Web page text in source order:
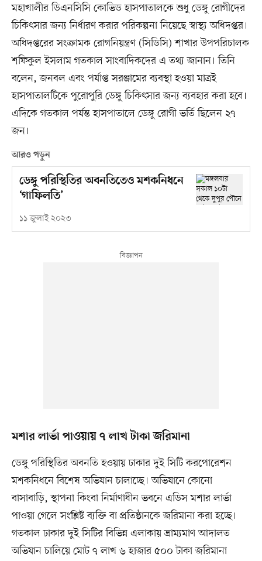
মহাখালীর ডিএনসিসি কোভিড হাসপাতালকে শুধু ডেঙ্গু রোগীদের
চিকিৎসার জন্য নির্ধারণ করার পরিকল্পনা নিয়েছে স্বাস্থ্য অধিদপ্তর।
অধিদপ্তরের সংক্রামক রোগনিয়ন্ত্রণ (সিডিসি) শাখার উপপরিচালক
শফিকুল ইসলাম গতকাল সাংবাদিকদের এ তথ্য জানান। তিনি
বলেন, জনবল এবং পর্যাপ্ত সরঞ্জামের ব্যবস্থা হওয়া মাত্রই
হাসপাতালটিকে পুরোপুরি ডেঙ্গু চিকিৎসার জন্য ব্যবহার করা হবে।
এদিকে গতকাল পর্যন্ত হাসপাতালে ডেঙ্গু রোগী ভর্তি ছিলেন ২৭
জন।
আরও পড়ুন
ডেঙ্গু পরিস্থিতির অবনতিতেও মশকনিধনে
‘গাফিলতি’
১১ জুলাই ২০২৩
মশার লার্ভা পাওয়ায় ৭ লাখ টাকা জরিমানা
ডেঙ্গু পরিস্থিতির অবনতি হওয়ায় ঢাকার দুই সিটি করপোরেশন
মশকনিধনে বিশেষ অভিযান চালাচ্ছে। অভিযানে কোনো
বাসাবাড়ি, স্থাপনা কিংবা নির্মাণাধীন ভবনে এডিস মশার লার্ভা
পাওয়া গেলে সংশ্লিষ্ট ব্যক্তি বা প্রতিষ্ঠানকে জরিমানা করা হচ্ছে।
গতকাল ঢাকার দুই সিটির বিভিন্ন এলাকায় ভ্রাম্যমাণ আদালত
অভিযান চালিয়ে মোট ৭ লাখ ৬ হাজার ৫০০ টাকা জরিমানা